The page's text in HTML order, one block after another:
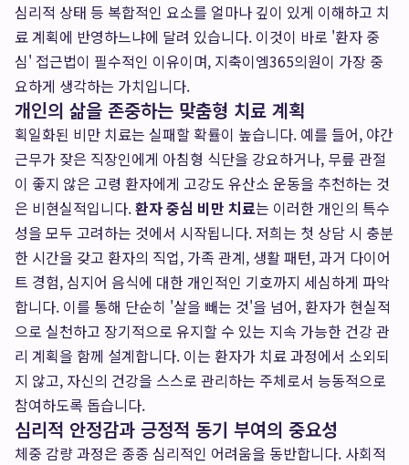
심리적 상태 등 복합적인 요소를 얼마나 깊이 있게 이해하고 치
료 계획에 반영하느냐에 달려 있습니다. 이것이 바로 '환자 중
심' 접근법이 필수적인 이유이며, 지축이엠365의원이 가장 중
요하게 생각하는 가치입니다.
개인의 삶을 존중하는 맞춤형 치료 계획
획일화된 비만 치료는 실패할 확률이 높습니다. 예를 들어, 야간
근무가 잦은 직장인에게 아침형 식단을 강요하거나, 무릎 관절
이 좋지 않은 고령 환자에게 고강도 유산소 운동을 추천하는 것
은 비현실적입니다.환자 중심 비만 치료는 이러한 개인의 특수
성을 모두 고려하는 것에서 시작됩니다. 저희는 첫 상담 시 충분
한 시간을 갖고 환자의 직업, 가족 관계, 생활 패턴, 과거 다이어
트 경험, 심지어 음식에 대한 개인적인 기호까지 세심하게 파악
합니다. 이를 통해 단순히 '살을 빼는 것'을 넘어, 환자가 현실적
으로 실천하고 장기적으로 유지할 수 있는 지속 가능한 건강 관
리 계획을 함께 설계합니다. 이는 환자가 치료 과정에서 소외되
지 않고, 자신의 건강을 스스로 관리하는 주체로서 능동적으로
참여하도록 돕습니다.
심리적 안정감과 긍정적 동기 부여의 중요성
체중 감량 과정은 종종 심리적인 어려움을 동반합니다. 사회적